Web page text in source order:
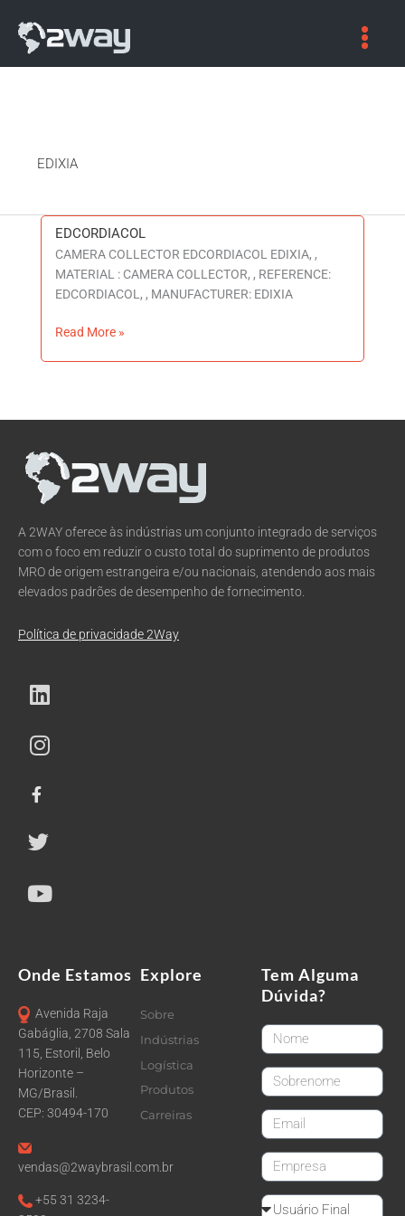
EDIXIA
EDCORDIACOL
CAMERA COLLECTOR EDCORDIACOL EDIXIA, ,
MATERIAL : CAMERA COLLECTOR, , REFERENCE:
EDCORDIACOL, , MANUFACTURER: EDIXIA
EDCORDIACOL
Read More »
A 2WAY oferece às indústrias um conjunto integrado de serviços
com o foco em reduzir o custo total do suprimento de produtos
MRO de origem estrangeira e/ou nacionais, atendendo aos mais
elevados padrões de desempenho de fornecimento.
Política de privacidade 2Way
Onde Estamos
Avenida Raja
Gabáglia, 2708 Sala
115, Estoril, Belo
Horizonte –
MG/Brasil.
CEP: 30494-170
vendas@2waybrasil.com.br
+55 31 3234-
Explore
Sobre
Indústrias
Logística
Produtos
Carreiras
Tem Alguma
Dúvida?
FirstName
LastName
email
CompanyName
Reseller